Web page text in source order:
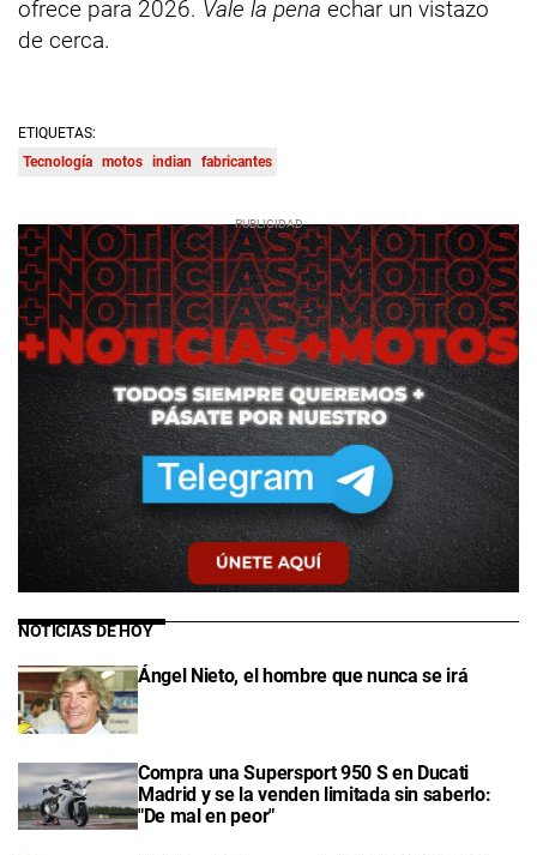
ofrece para 2026. Vale la pena echar un vistazo
de cerca.
ETIQUETAS:
Tecnología motos indian fabricantes
NOTICIAS DE HOY
Ángel Nieto, el hombre que nunca se irá
Compra una Supersport 950 S en Ducati
Madrid y se la venden limitada sin saberlo:
"De mal en peor"